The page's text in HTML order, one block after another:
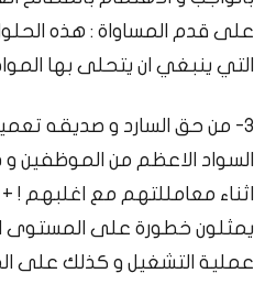
على قدم المساواة : هذه
التي ينبغي ان يتحلى بها
3- من حق السارد و صديقه
السواد الاعظم من الموظفين
اثناء معامللتهم مع اغلبهم !
يمثلون خطورة على المستوى
عملية التشغيل و كذلك على